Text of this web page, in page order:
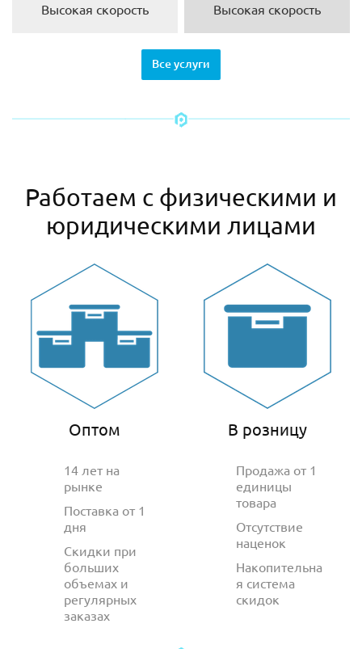
Высокая скорость Высокая скорость
Все услуги
Работаем с физическими и
юридическими лицами
Оптом
14 лет на
рынке
Поставка от 1
дня
Скидки при
больших
объемах и
регулярных
заказах
В розницу
Продажа от 1
единицы
товара
Отсутствие
наценок
Накопительна
я система
скидок